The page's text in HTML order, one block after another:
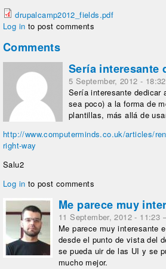
drupalcamp2012_fields.pdf
Log in to post comments
Comments
Sería interesante
5 September, 2012 - 18:32
Sería interesante dedicar
sea poco) a la forma de
plantillas, más allá de
http://www.computerminds.co.uk/articles/
right-way
Salu2
Log in to post comments
Me parece muy
11 September, 2012 - 11:23
Me parece muy interesante
desde el punto de vista del
se pueda uir de las UI y se
mucho mejor.